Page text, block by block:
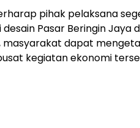
pihak pelaksana
desain Pasar Beringin Jaya
masyarakat dapat
kegiatan ekonomi